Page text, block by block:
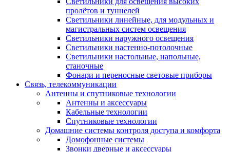
пролётов и туннелей
Светильники линейные, для модульных и
магистральных систем освещения
Светильники наружного освещения
Светильники настенно-потолочные
Светильники настольные, напольные,
станочные
Фонари и переносные световые приборы
Связь, телекоммуникации
Антенны и спутниковые технологии
Антенны и аксессуары
Кабельные технологии
Спутниковые технологии
Домашние системы контроля доступа и комфорта
Домофонные системы
Звонки дверные и аксессуары